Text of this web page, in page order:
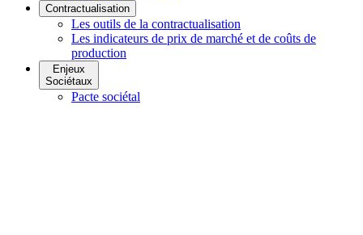
Contractualisation
Les outils de la contractualisation
Les indicateurs de prix de marché et de coûts de
production
Enjeux
Sociétaux
Pacte sociétal